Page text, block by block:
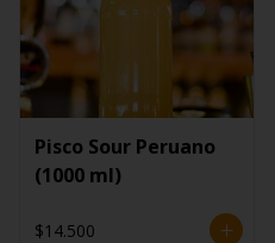
Pisco Sour Peruano
(1000 ml)
$14.500